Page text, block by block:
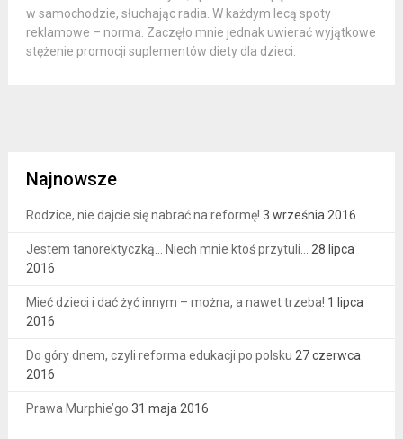
w samochodzie, słuchając radia. W każdym lecą spoty
reklamowe – norma. Zaczęło mnie jednak uwierać wyjątkowe
stężenie promocji suplementów diety dla dzieci.
Najnowsze
Rodzice, nie dajcie się nabrać na reformę! 3 września 2016
Jestem tanorektyczką… Niech mnie ktoś przytuli…
28 lipca
2016
Mieć dzieci i dać żyć innym – można, a nawet trzeba! 1 lipca
2016
Do góry dnem, czyli reforma edukacji po polsku 27 czerwca
2016
Prawa Murphie’go 31 maja 2016